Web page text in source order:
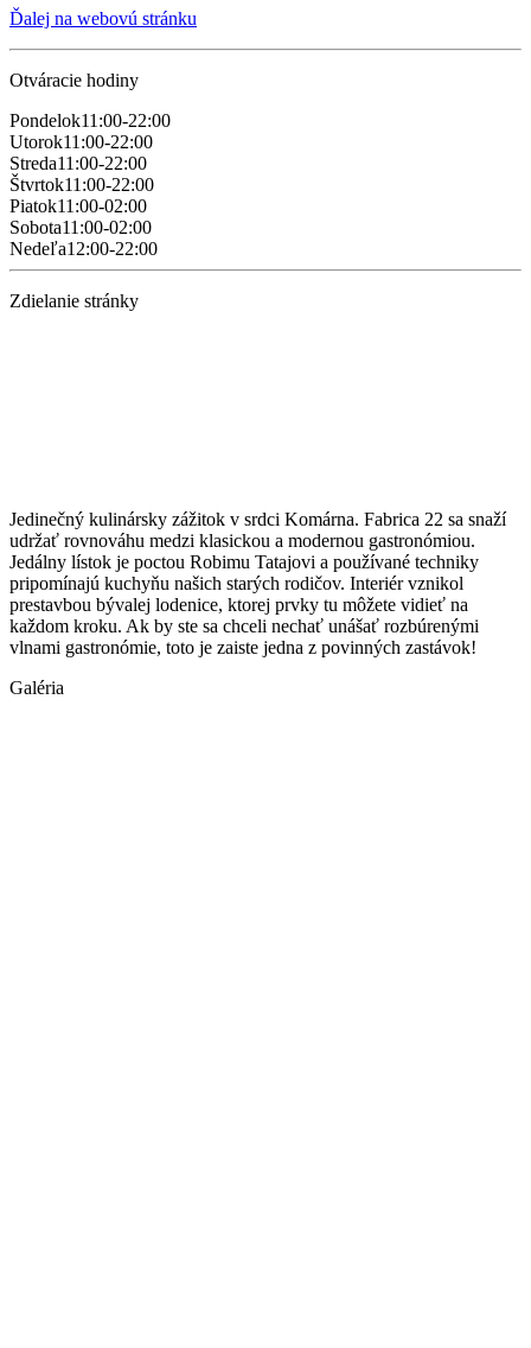
Ďalej na webovú stránku
Otváracie hodiny
Pondelok11:00-22:00
Utorok11:00-22:00
Streda11:00-22:00
Štvrtok11:00-22:00
Piatok11:00-02:00
Sobota11:00-02:00
Nedeľa12:00-22:00
Zdielanie stránky
Jedinečný kulinársky zážitok v srdci Komárna. Fabrica 22 sa snaží
udržať rovnováhu medzi klasickou a modernou gastronómiou.
Jedálny lístok je poctou Robimu Tatajovi a používané techniky
pripomínajú kuchyňu našich starých rodičov. Interiér vznikol
prestavbou bývalej lodenice, ktorej prvky tu môžete vidieť na
každom kroku. Ak by ste sa chceli nechať unášať rozbúrenými
vlnami gastronómie, toto je zaiste jedna z povinných zastávok!
Galéria